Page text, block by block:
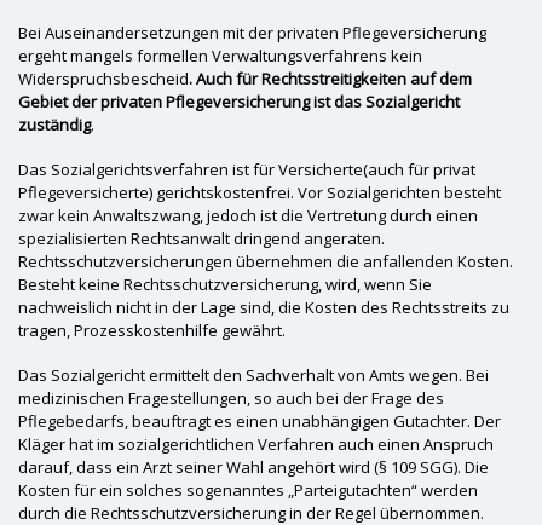
Bei Auseinandersetzungen mit der privaten Pflegeversicherung
ergeht mangels formellen Verwaltungsverfahrens kein
Widerspruchsbescheid. Auch für Rechtsstreitigkeiten auf dem
Gebiet der privaten Pflegeversicherung ist das Sozialgericht
zuständig.
Das Sozialgerichtsverfahren ist für Versicherte(auch für privat
Pflegeversicherte) gerichtskostenfrei. Vor Sozialgerichten besteht
zwar kein Anwaltszwang, jedoch ist die Vertretung durch einen
spezialisierten Rechtsanwalt dringend angeraten.
Rechtsschutzversicherungen übernehmen die anfallenden Kosten.
Besteht keine Rechtsschutzversicherung, wird, wenn Sie
nachweislich nicht in der Lage sind, die Kosten des Rechtsstreits zu
tragen, Prozesskostenhilfe gewährt.
Das Sozialgericht ermittelt den Sachverhalt von Amts wegen. Bei
medizinischen Fragestellungen, so auch bei der Frage des
Pflegebedarfs, beauftragt es einen unabhängigen Gutachter. Der
Kläger hat im sozialgerichtlichen Verfahren auch einen Anspruch
darauf, dass ein Arzt seiner Wahl angehört wird (§ 109 SGG). Die
Kosten für ein solches sogenanntes „Parteigutachten“ werden
durch die Rechtsschutzversicherung in der Regel übernommen.